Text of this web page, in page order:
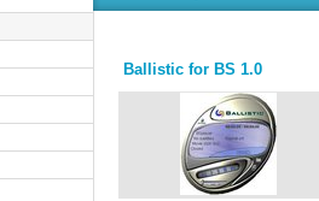
Ballistic for BS 1.0